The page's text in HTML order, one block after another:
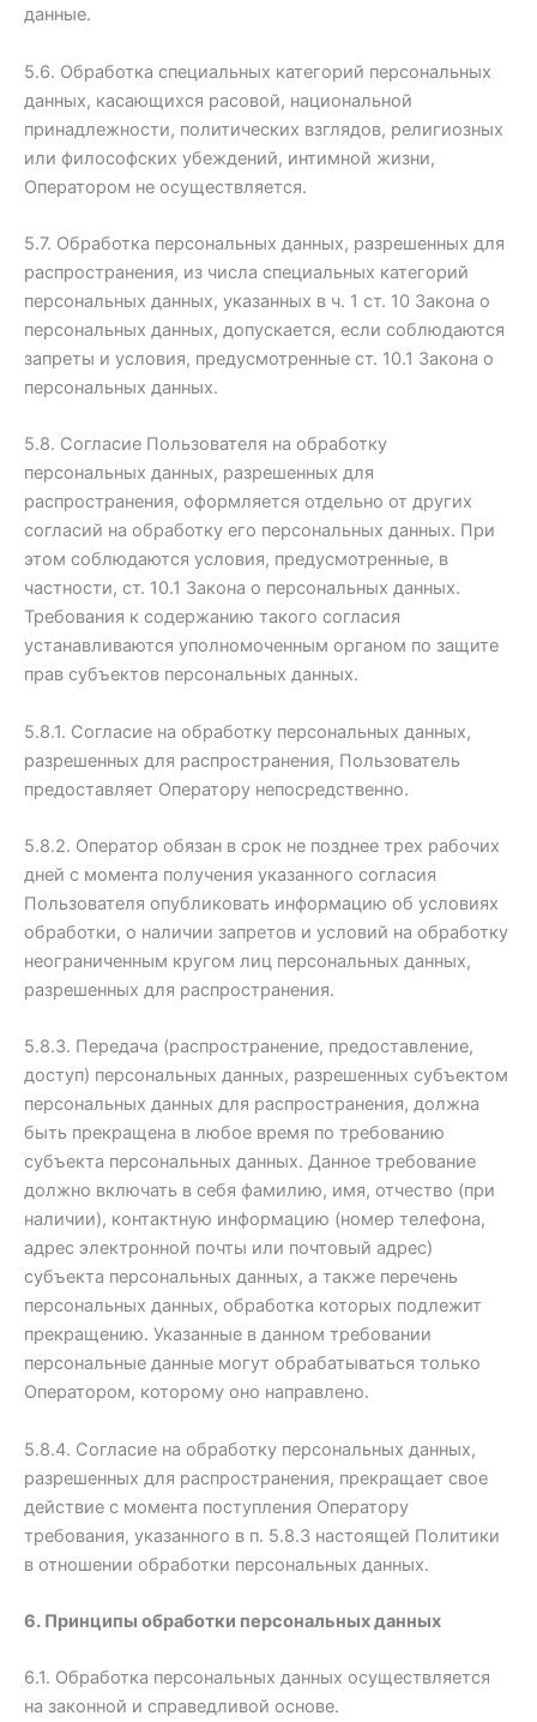
данные.
5.6. Обработка специальных категорий персональных
данных, касающихся расовой, национальной
принадлежности, политических взглядов, религиозных
или философских убеждений, интимной жизни,
Оператором не осуществляется.
5.7. Обработка персональных данных, разрешенных для
распространения, из числа специальных категорий
персональных данных, указанных в ч. 1 ст. 10 Закона о
персональных данных, допускается, если соблюдаются
запреты и условия, предусмотренные ст. 10.1 Закона о
персональных данных.
5.8. Согласие Пользователя на обработку
персональных данных, разрешенных для
распространения, оформляется отдельно от других
согласий на обработку его персональных данных. При
этом соблюдаются условия, предусмотренные, в
частности, ст. 10.1 Закона о персональных данных.
Требования к содержанию такого согласия
устанавливаются уполномоченным органом по защите
прав субъектов персональных данных.
5.8.1. Согласие на обработку персональных данных,
разрешенных для распространения, Пользователь
предоставляет Оператору непосредственно.
5.8.2. Оператор обязан в срок не позднее трех рабочих
дней с момента получения указанного согласия
Пользователя опубликовать информацию об условиях
обработки, о наличии запретов и условий на обработку
неограниченным кругом лиц персональных данных,
разрешенных для распространения.
5.8.3. Передача (распространение, предоставление,
доступ) персональных данных, разрешенных субъектом
персональных данных для распространения, должна
быть прекращена в любое время по требованию
субъекта персональных данных. Данное требование
должно включать в себя фамилию, имя, отчество (при
наличии), контактную информацию (номер телефона,
адрес электронной почты или почтовый адрес)
субъекта персональных данных, а также перечень
персональных данных, обработка которых подлежит
прекращению. Указанные в данном требовании
персональные данные могут обрабатываться только
Оператором, которому оно направлено.
5.8.4. Согласие на обработку персональных данных,
разрешенных для распространения, прекращает свое
действие с момента поступления Оператору
требования, указанного в п. 5.8.3 настоящей Политики
в отношении обработки персональных данных.
6. Принципы обработки персональных данных
6.1. Обработка персональных данных осуществляется
на законной и справедливой основе.